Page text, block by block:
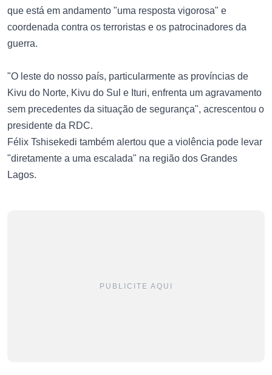
que está em andamento "uma resposta vigorosa" e
coordenada contra os terroristas e os patrocinadores da
guerra.
"O leste do nosso país, particularmente as províncias de
Kivu do Norte, Kivu do Sul e Ituri, enfrenta um agravamento
sem precedentes da situação de segurança", acrescentou o
presidente da RDC.
Félix Tshisekedi também alertou que a violência pode levar
"diretamente a uma escalada" na região dos Grandes
Lagos.
PUBLICITE AQUI